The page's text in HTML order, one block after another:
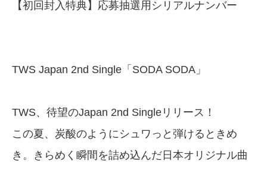
【初回封入特典】応募抽選用シリアルナンバー
TWS Japan 2nd Single「SODA SODA」
TWS、待望のJapan 2nd Singleリリース！
この夏、炭酸のようにシュワっと弾けるときめ
き。きらめく瞬間を詰め込んだ日本オリジナル曲